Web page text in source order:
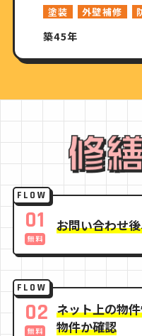
塗装 外壁補修
築45年
FLOW
01 お問い合わせ
FLOW
02 ネット上の物
物件か確認